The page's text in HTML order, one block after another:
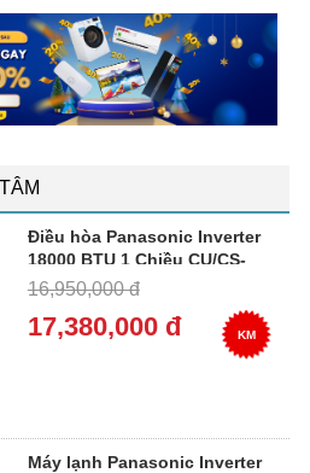
Điều hòa Panasonic Inverter
18000 BTU 1 Chiều CU/CS-
PU18XKH-8M
16,950,000 đ
17,380,000 đ KM
Máy lạnh Panasonic Inverter